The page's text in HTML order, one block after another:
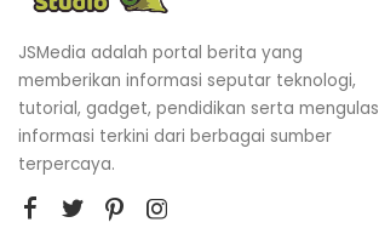
JSMedia adalah portal berita yang
memberikan informasi seputar teknologi,
tutorial, gadget, pendidikan serta mengulas
informasi terkini dari berbagai sumber
terpercaya.